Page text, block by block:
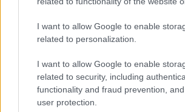
I want to allow Google to enable
related to personalization.
I want to allow Google to enable
related to security, including
functionality and fraud prevention,
user protection.
Απαντήστε